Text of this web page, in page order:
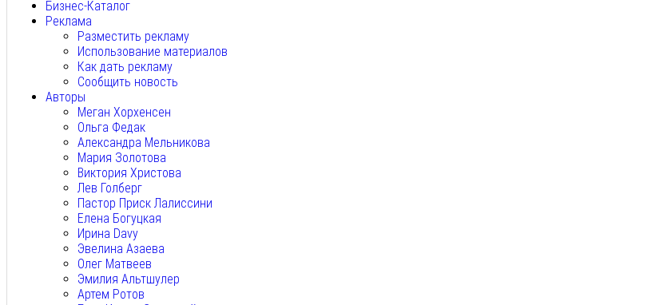
Бизнес-Каталог
Реклама
Разместить рекламу
Использование материалов
Как дать рекламу
Сообщить новость
Авторы
Меган Хорхенсен
Ольга Федак
Александра Мельникова
Мария Золотова
Виктория Христова
Лев Голберг
Пастор Приск Лалиссини
Елена Богуцкая
Ирина Davy
Эвелина Азаева
Олег Матвеев
Эмилия Альтшулер
Артем Ротов